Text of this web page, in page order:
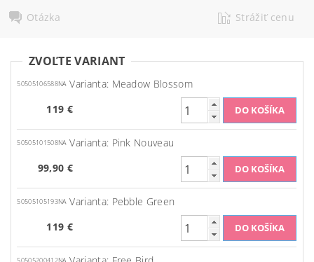
Otázka
Strážiť cenu
ZVOĽTE VARIANT
50505106588NA Varianta: Meadow Blossom
119 €
50505101508NA Varianta: Pink Nouveau
99,90 €
50505105193NA Varianta: Pebble Green
119 €